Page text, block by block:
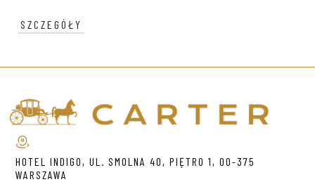
SZCZEGÓŁY
HOTEL INDIGO, UL. SMOLNA 40, PIĘTRO 1, 00-375
WARSZAWA